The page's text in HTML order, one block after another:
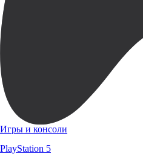
Игры и консоли
PlayStation 5